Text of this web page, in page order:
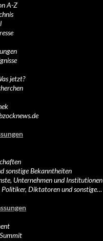
A-Z
jetzt?
sonstige Bekanntheiten
Unternehmen und Institutionen
Politiker, Diktatoren und sonstige…